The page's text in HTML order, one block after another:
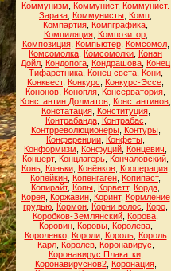
Коммунизм
Коммунист, Коммунист.
Зараза Коммунисты Комп
Компартия Компграфика
Компиляция, Композитор,
Композиция, Компьютер, Комсомол,
Комсомолка Комсомолки Конан
Дойл Кондопога Кондрашова Конец
Тифаретника, Конец света, Кони,
Конквест, Конкурс Конкурс-Эссе
Кононов Конопля Консерватория
Константин Долматов Константинов
Констатация, Конституция,
Контрабанда, Контрабас
Контрреволюционеры, Контуры,
Конференции Конфеты
Конформизм
Конфуций Концевич
Концерт, Концлагерь Кончаловский
Конь, Коньки, Конёнков, Кооперация,
Копейкин Копенгаген Копипаст,
Копирайт, Копы Корветт, Корда
Корея, Коржавин, Коринт, Кормление
грудью Кормон Корни волос Коро
Коробков-Землянский Корова
Коровин, Коровы, Королева,
Короленко, Короли, Король, Король
Карл, Королёв, Коронавирус
Коронавирус Плакатки,
Коронавируснов2, Коронация,